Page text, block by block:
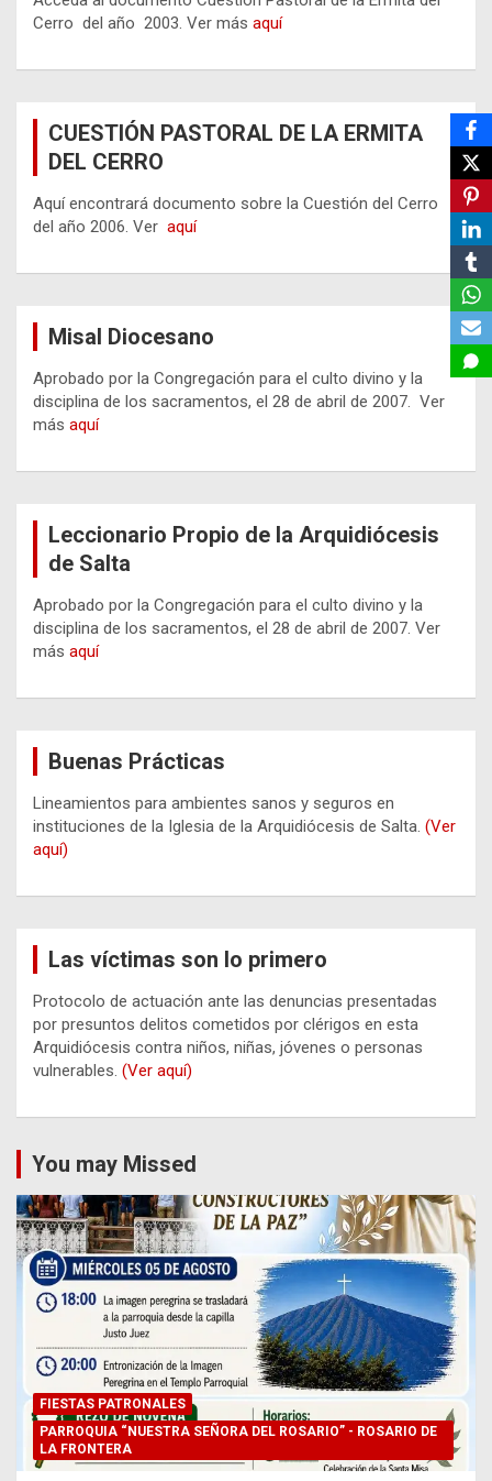
Cerro del año 2003. Ver más aquí
CUESTIÓN PASTORAL DE LA ERMITA
DEL CERRO
Aquí encontrará documento sobre la Cuestión del Cerro
del año 2006. Ver aquí
Misal Diocesano
Aprobado por la Congregación para el culto divino y la
disciplina de los sacramentos, el 28 de abril de 2007. Ver
más aquí
Leccionario Propio de la Arquidiócesis
de Salta
Aprobado por la Congregación para el culto divino y la
disciplina de los sacramentos, el 28 de abril de 2007. Ver
más aquí
Buenas Prácticas
Lineamientos para ambientes sanos y seguros en
instituciones de la Iglesia de la Arquidiócesis de Salta. (Ver
aquí)
Las víctimas son lo primero
Protocolo de actuación ante las denuncias presentadas
por presuntos delitos cometidos por clérigos en esta
Arquidiócesis contra niños, niñas, jóvenes o personas
vulnerables. (Ver aquí)
You may Missed
FIESTAS PATRONALES
PARROQUIA “NUESTRA SEÑORA DEL ROSARIO” - ROSARIO DE
LA FRONTERA